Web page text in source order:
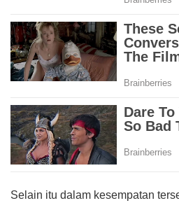
Selain itu dalam kesempatan